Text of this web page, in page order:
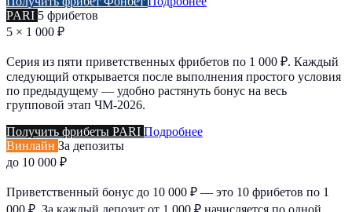
PARI 5 фрибетов
5 × 1 000 ₽
Серия из пяти приветственных фрибетов по 1 000 ₽. Каждый
следующий открывается после выполнения простого условия
по предыдущему — удобно растянуть бонус на весь
групповой этап ЧМ-2026.
Получить фрибеты PARI Подробнее
Винлайн За депозиты
до 10 000 ₽
Приветственный бонус до 10 000 ₽ — это 10 фрибетов по 1